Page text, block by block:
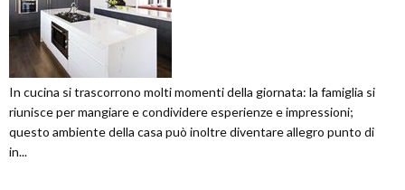
In cucina si trascorrono molti momenti della giornata: la famiglia si
riunisce per mangiare e condividere esperienze e impressioni;
questo ambiente della casa può inoltre diventare allegro punto di
in...